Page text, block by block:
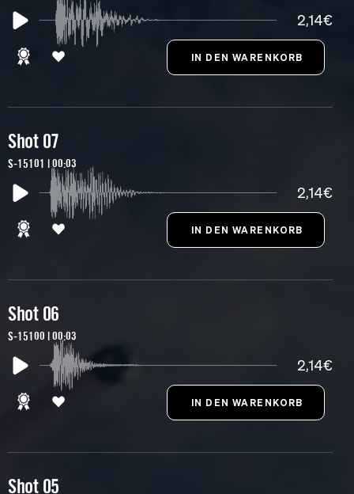
2,14€
Shot 07
S-15101 | 00:03
2,14€
Shot 06
S-15100 | 00:03
2,14€
Shot 05